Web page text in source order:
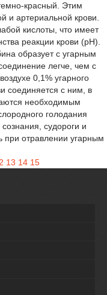
красный. Этим
и артериальной крови.
кислоты, что имеет
реакции крови (рН).
образует с угарным
легче, чем с
0,1% угарного
соединяется с ним, в
необходимым
голодания
судороги и
при отравлении угарным
13 14 15